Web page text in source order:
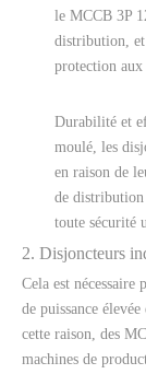
le MCCB 3P
distribution,
protection aux
Durabilité et
moulé, les
en raison de
de
toute sécurité
2. Disjoncteurs
Cela est nécessaire
de puissance
cette raison, des
machines de